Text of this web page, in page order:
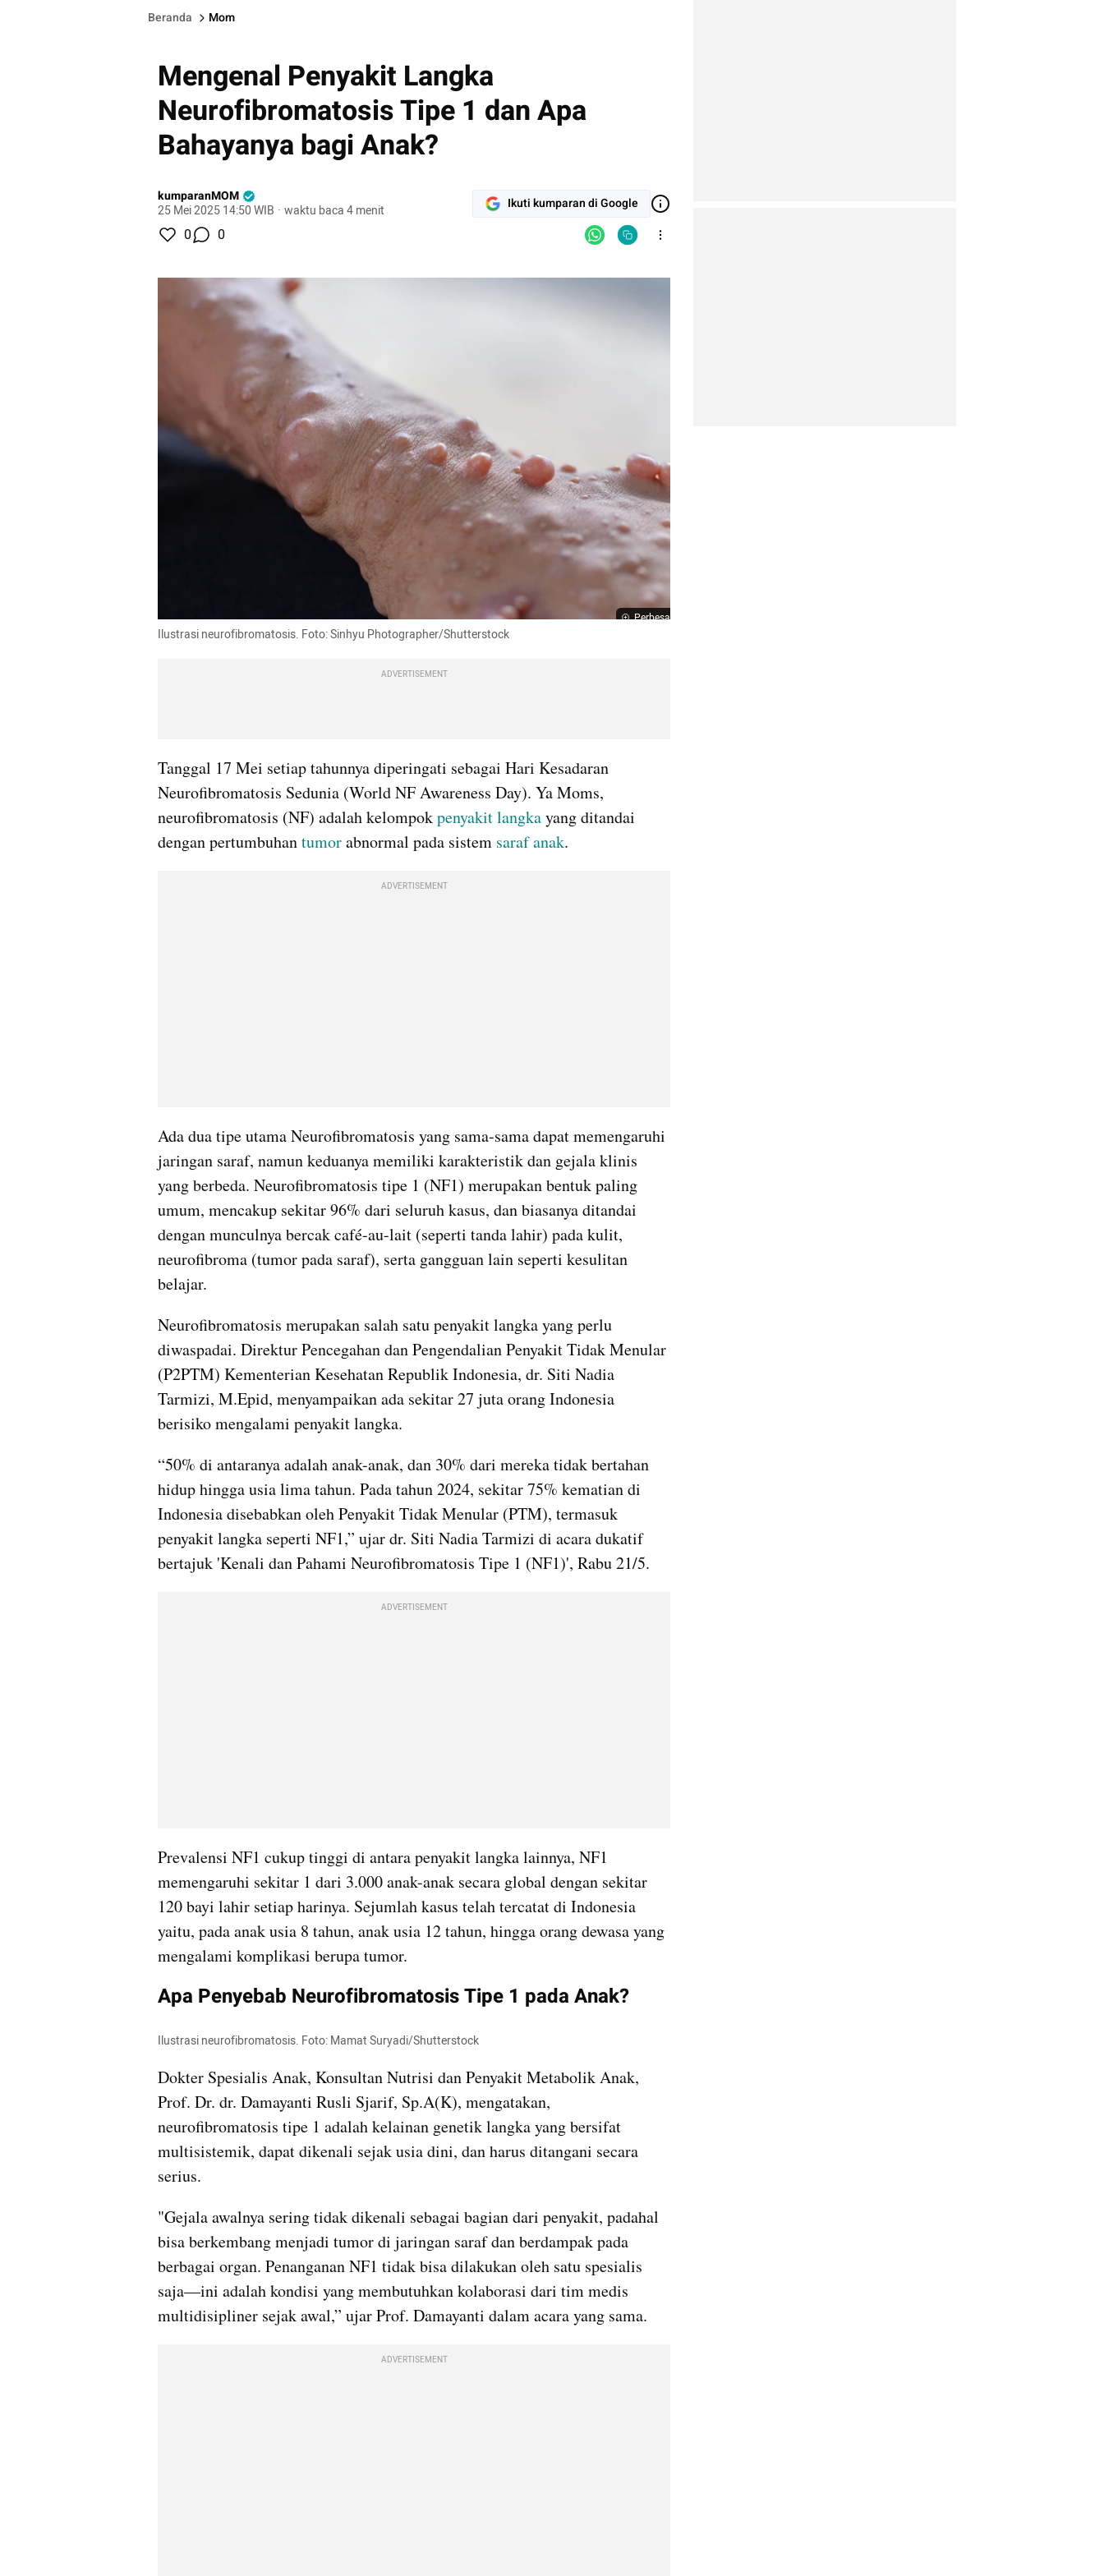
Beranda Mom
Mengenal Penyakit Langka
Neurofibromatosis Tipe 1 dan Apa
Bahayanya bagi Anak?
kumparanMOM
25 Mei 2025 14:50 WIB · waktu baca 4 menit Ikuti kumparan di Google
0 0
Perbesar
Ilustrasi neurofibromatosis. Foto: Sinhyu Photographer/Shutterstock
ADVERTISEMENT
Tanggal 17 Mei setiap tahunnya diperingati sebagai Hari Kesadaran
Neurofibromatosis Sedunia (World NF Awareness Day). Ya Moms,
neurofibromatosis (NF) adalah kelompok penyakit langka yang ditandai
dengan pertumbuhan tumor abnormal pada sistem sarafanak.
ADVERTISEMENT
Ada dua tipe utama Neurofibromatosis yang sama-sama dapat memengaruhi
jaringan saraf, namun keduanya memiliki karakteristik dan gejala klinis
yang berbeda. Neurofibromatosis tipe 1 (NF1) merupakan bentuk paling
umum, mencakup sekitar 96% dari seluruh kasus, dan biasanya ditandai
dengan munculnya bercak café-au-lait (seperti tanda lahir) pada kulit,
neurofibroma (tumor pada saraf), serta gangguan lain seperti kesulitan
belajar.
Neurofibromatosis merupakan salah satu penyakit langka yang perlu
diwaspadai. Direktur Pencegahan dan Pengendalian Penyakit Tidak Menular
(P2PTM) Kementerian Kesehatan Republik Indonesia, dr. Siti Nadia
Tarmizi, M.Epid, menyampaikan ada sekitar 27 juta orang Indonesia
berisiko mengalami penyakit langka.
“50% di antaranya adalah anak-anak, dan 30% dari mereka tidak bertahan
hidup hingga usia lima tahun. Pada tahun 2024, sekitar 75% kematian di
Indonesia disebabkan oleh Penyakit Tidak Menular (PTM), termasuk
penyakit langka seperti NF1,” ujar dr. Siti Nadia Tarmizi di acara dukatif
bertajuk 'Kenali dan Pahami Neurofibromatosis Tipe 1 (NF1)', Rabu 21/5.
ADVERTISEMENT
Prevalensi NF1 cukup tinggi di antara penyakit langka lainnya, NF1
memengaruhi sekitar 1 dari 3.000 anak-anak secara global dengan sekitar
120 bayi lahir setiap harinya. Sejumlah kasus telah tercatat di Indonesia
yaitu, pada anak usia 8 tahun, anak usia 12 tahun, hingga orang dewasa yang
mengalami komplikasi berupa tumor.
Apa Penyebab Neurofibromatosis Tipe 1 pada Anak?
Ilustrasi neurofibromatosis. Foto: Mamat Suryadi/Shutterstock
Dokter Spesialis Anak, Konsultan Nutrisi dan Penyakit Metabolik Anak,
Prof. Dr. dr. Damayanti Rusli Sjarif, Sp.A(K), mengatakan,
neurofibromatosis tipe 1 adalah kelainan genetik langka yang bersifat
multisistemik, dapat dikenali sejak usia dini, dan harus ditangani secara
serius.
"Gejala awalnya sering tidak dikenali sebagai bagian dari penyakit, padahal
bisa berkembang menjadi tumor di jaringan saraf dan berdampak pada
berbagai organ. Penanganan NF1 tidak bisa dilakukan oleh satu spesialis
saja—ini adalah kondisi yang membutuhkan kolaborasi dari tim medis
multidisipliner sejak awal,” ujar Prof. Damayanti dalam acara yang sama.
ADVERTISEMENT